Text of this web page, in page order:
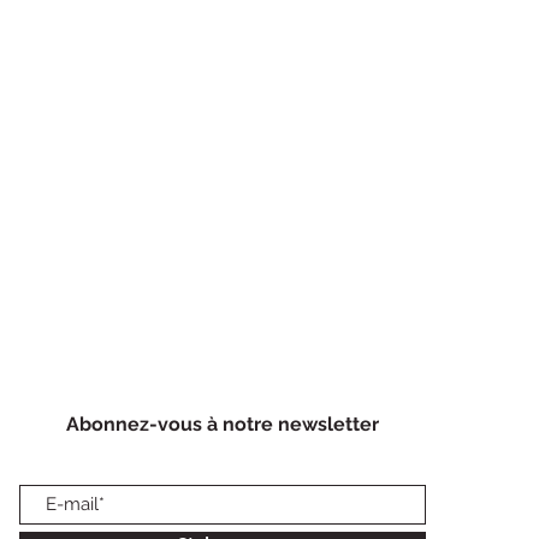
Abonnez-vous à notre newsletter